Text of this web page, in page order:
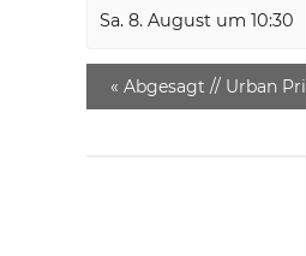
Sa. 8. August um 10:30
« Abgesagt // Urban